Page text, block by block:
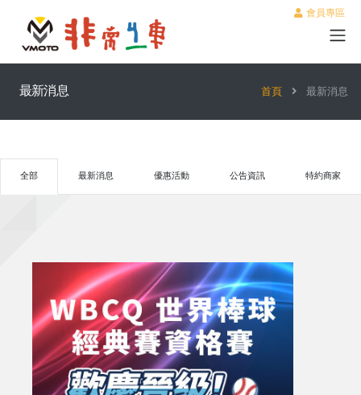
會員專區
最新消息 首頁 最新消息
全部 最新消息 優惠活動 公告資訊 特約商家